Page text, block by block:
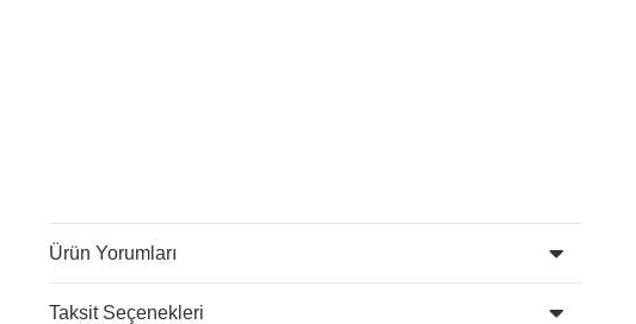
Ürün Yorumları
Taksit Seçenekleri